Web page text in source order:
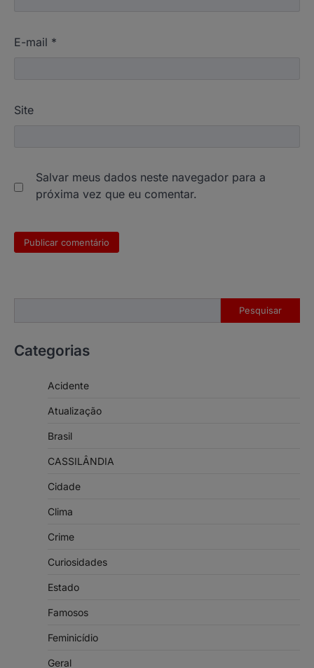
E-mail *
Site
Salvar meus dados neste navegador para a
próxima vez que eu comentar.
Pesquisar
Categorias
Acidente
Atualização
Brasil
CASSILÂNDIA
Cidade
Clima
Crime
Curiosidades
Estado
Famosos
Feminicídio
Geral